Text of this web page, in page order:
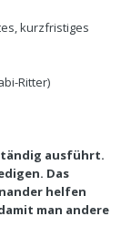
kurzfristiges
Ritter)
ausführt.
Das
helfen
man andere